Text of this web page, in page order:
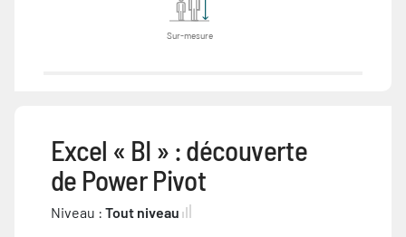
Sur-mesure
Excel « BI » : découverte
de Power Pivot
Niveau : Tout niveau